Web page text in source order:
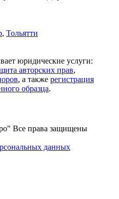
, Тольятти
юридические услуги:
авторских прав,
, а также регистрация
образца.
Все права защищены
данных